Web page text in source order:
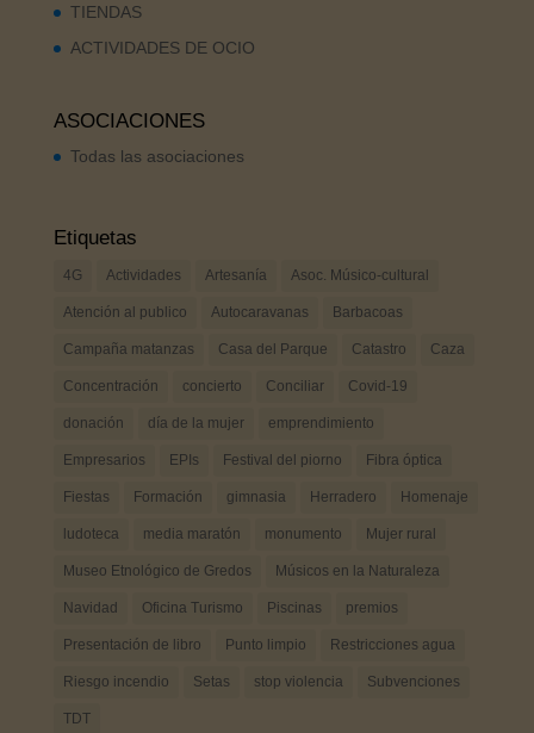
TIENDAS
ACTIVIDADES DE OCIO
ASOCIACIONES
Todas las asociaciones
Etiquetas
4G Actividades Artesanía Asoc. Músico-cultural
Atención al publico Autocaravanas Barbacoas
Campaña matanzas Casa del Parque Catastro Caza
Concentración concierto Conciliar Covid-19
donación día de la mujer emprendimiento
Empresarios EPIs Festival del piorno Fibra óptica
Fiestas Formación gimnasia Herradero Homenaje
ludoteca media maratón monumento Mujer rural
Museo Etnológico de Gredos Músicos en la Naturaleza
Navidad Oficina Turismo Piscinas premios
Presentación de libro Punto limpio Restricciones agua
Riesgo incendio Setas stop violencia Subvenciones
TDT